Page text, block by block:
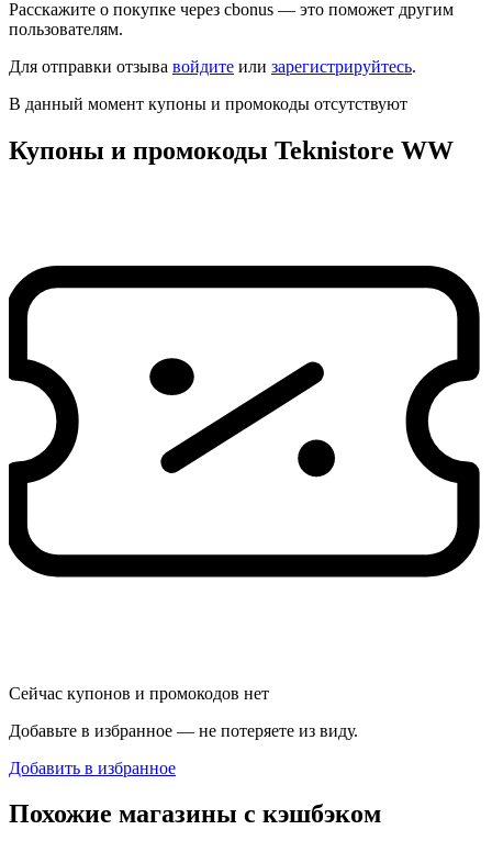
Расскажите о покупке через cbonus — это поможет другим
пользователям.
Для отправки отзыва войдите или зарегистрируйтесь.
В данный момент купоны и промокоды отсутствуют
Купоны и промокоды Teknistore WW
Сейчас купонов и промокодов нет
Добавьте в избранное — не потеряете из виду.
Добавить в избранное
Похожие магазины с кэшбэком